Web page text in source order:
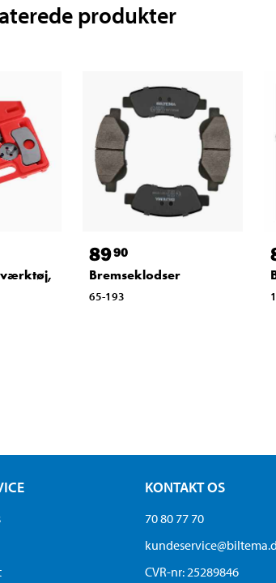
produkter
8990
Bremseklodser
65-193
KONTAKT OS
70 80 77 70
CVR-nr: 25289846